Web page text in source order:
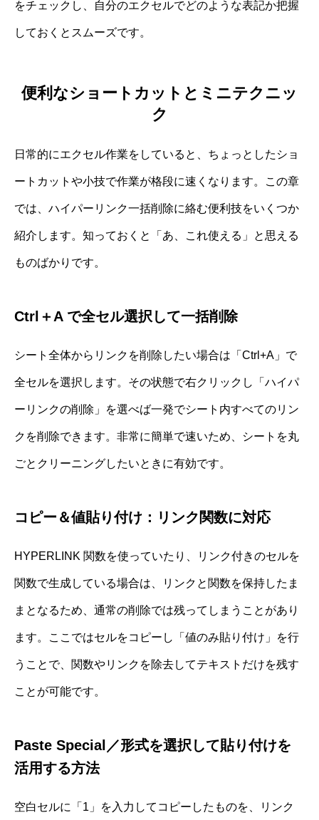
をチェックし、自分のエクセルでどのような表記か把握
しておくとスムーズです。
便利なショートカットとミニテクニッ
ク
日常的にエクセル作業をしていると、ちょっとしたショ
ートカットや小技で作業が格段に速くなります。この章
では、ハイパーリンク一括削除に絡む便利技をいくつか
紹介します。知っておくと「あ、これ使える」と思える
ものばかりです。
Ctrl＋A で全セル選択して一括削除
シート全体からリンクを削除したい場合は「Ctrl+A」で
全セルを選択します。その状態で右クリックし「ハイパ
ーリンクの削除」を選べば一発でシート内すべてのリン
クを削除できます。非常に簡単で速いため、シートを丸
ごとクリーニングしたいときに有効です。
コピー＆値貼り付け：リンク関数に対応
HYPERLINK 関数を使っていたり、リンク付きのセルを
関数で生成している場合は、リンクと関数を保持したま
まとなるため、通常の削除では残ってしまうことがあり
ます。ここではセルをコピーし「値のみ貼り付け」を行
うことで、関数やリンクを除去してテキストだけを残す
ことが可能です。
Paste Special／形式を選択して貼り付けを
活用する方法
空白セルに「1」を入力してコピーしたものを、リンク